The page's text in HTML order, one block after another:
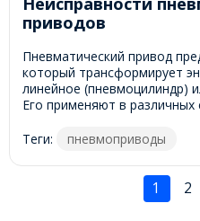
приводов
Пневматический привод
который трансформирует
линейное (пневмоцилиндр)
Его применяют в различных
Теги:
пневмоприводы
1 2